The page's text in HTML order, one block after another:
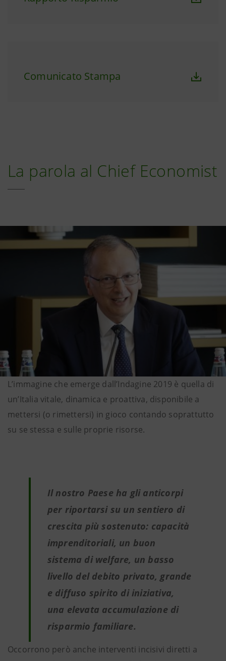
Comunicato Stampa
La parola al Chief Economist
L’immagine che emerge dall’Indagine 2019 è quella di
un’Italia vitale, dinamica e proattiva, disponibile a
mettersi (o rimettersi) in gioco contando soprattutto
su se stessa e sulle proprie risorse.
Il nostro Paese ha gli anticorpi
per riportarsi su un sentiero di
crescita più sostenuto: capacità
imprenditoriali, un buon
sistema di welfare, un basso
livello del debito privato, grande
e diffuso spirito di iniziativa,
una elevata accumulazione di
risparmio familiare.
Occorrono però anche interventi incisivi diretti a